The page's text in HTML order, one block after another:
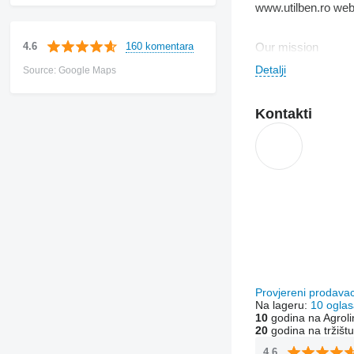
4.6 160 komentara
Source: Google Maps
www.utilben.ro
Our mission
To create a
Our vision
Let's transform
Our Beliefs
Detalji
Kontakti
Provjereni
Na lageru: 10
10godina na
20godina na tržištu